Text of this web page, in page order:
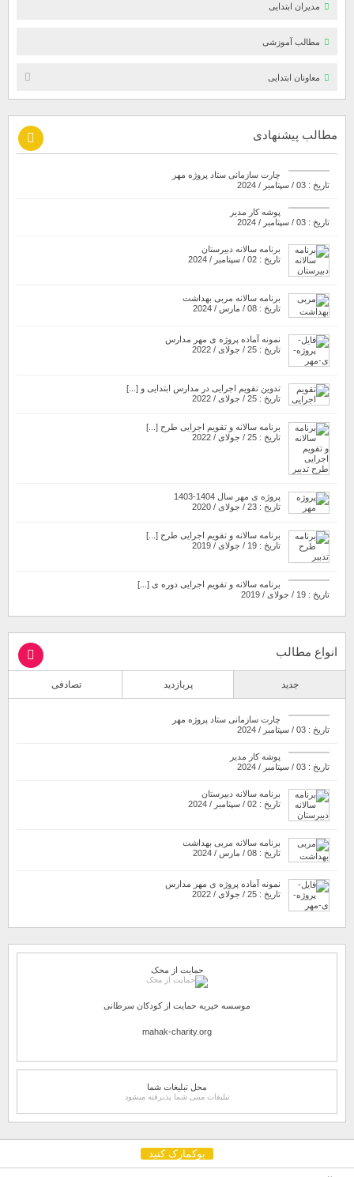
مدیران ابتدایی
مطالب آموزشی
معاونان ابتدایی
مطالب پیشنهادی
چارت سازمانی ستاد پروژه مهر
تاریخ : 03 / سپتامبر / 2024
پوشه کار مدیر
تاریخ : 03 / سپتامبر / 2024
برنامه سالانه دبیرستان
تاریخ : 02 / سپتامبر / 2024
برنامه سالانه مربی بهداشت
تاریخ : 08 / مارس / 2024
نمونه آماده پروژه ی مهر مدارس
تاریخ : 25 / جولای / 2022
تدوین تقویم اجرایی در مدارس ابتدایی و [...]
تاریخ : 25 / جولای / 2022
برنامه سالانه و تقویم اجرایی طرح [...]
تاریخ : 25 / جولای / 2022
پروژه ی مهر سال 1404-1403
تاریخ : 23 / جولای / 2020
برنامه سالانه و تقویم اجرایی طرح [...]
تاریخ : 19 / جولای / 2019
برنامه سالانه و تقویم اجرایی دوره ی [...]
تاریخ : 19 / جولای / 2019
انواع مطالب
جدید پربازدید تصادفی
چارت سازمانی ستاد پروژه مهر
تاریخ : 03 / سپتامبر / 2024
پوشه کار مدیر
تاریخ : 03 / سپتامبر / 2024
برنامه سالانه دبیرستان
تاریخ : 02 / سپتامبر / 2024
برنامه سالانه مربی بهداشت
تاریخ : 08 / مارس / 2024
نمونه آماده پروژه ی مهر مدارس
تاریخ : 25 / جولای / 2022
حمایت از محک
موسسه خیریه حمایت از کودکان سرطانی
mahak-charity.org
محل تبلیغات شما
تبلیغات متنی شما پذیرفته میشود
بوکمارک کنید